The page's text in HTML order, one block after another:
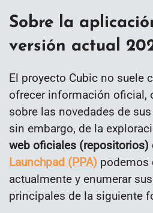
Sobre la
versión actual
El proyecto Cubic no suele
ofrecer información oficial,
sobre las novedades de
sin embargo, de la
web oficiales (repositorios)
Launchpad (PPA) podemos
actualmente y enumerar
principales de la siguiente